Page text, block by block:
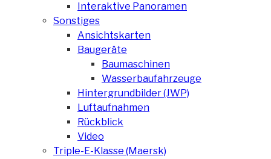
Interaktive Panoramen
Sonstiges
Ansichtskarten
Baugeräte
Baumaschinen
Wasserbaufahrzeuge
Hintergrundbilder (JWP)
Luftaufnahmen
Rückblick
Video
Triple-E-Klasse (Maersk)